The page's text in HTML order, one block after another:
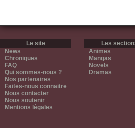
Le site
News
Chroniques
FAQ
Qui sommes-nous ?
Nos partenaires
Faites-nous connaitre
Nous contacter
Nous soutenir
Mentions légales
Les
Animes
Mangas
Novels
Dramas